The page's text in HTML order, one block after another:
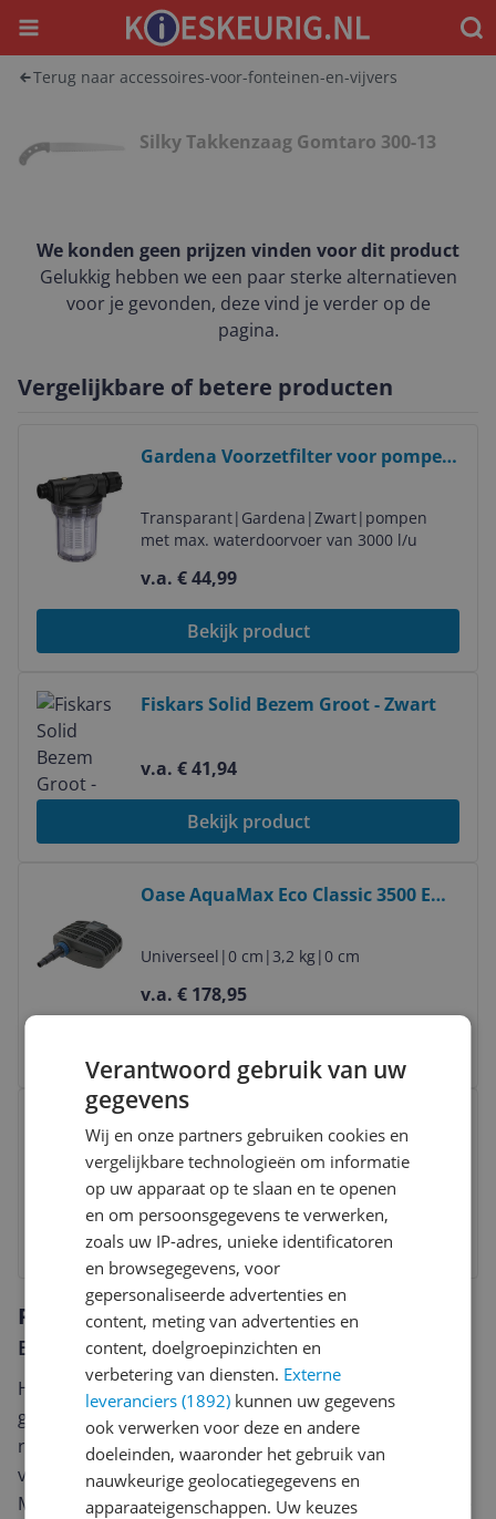
Menu
Terug naar accessoires-voor-fonteinen-en-vijvers
Silky Takkenzaag Gomtaro 300-13
We konden geen prijzen vinden voor dit product
Gelukkig hebben we een paar sterke alternatieven
voor je gevonden, deze vind je verder op de
pagina.
Vergelijkbare of betere producten
Gardena Voorzetfilter voor pompen
Transparant| Gardena |Zwart| pompen
met max. waterdoorvoer van 3000 l/u
v.a. € 44,99
Bekijk product
Fiskars Solid Bezem Groot - Zwart
v.a. € 41,94
Bekijk product
Bekijk product
Oase AquaMax Eco Classic 3500 E
Universeel |0 cm | 3,2 kg|0 cm
v.a. € 178,95
3118-20
v.a. € 25,99
-7%
Bekijk product
Bekijk product
Reviews
Er zijn nog geen reviews geschreven
Heb jij dit product in bezit en wil je graag je mening
geven? Start dan hieronder met het schrijven van je
review. Afhankelijk van de details duurt het schrijven
van een review gemiddeld tussen de 3 en 10 minuten.
Met jouw mening help je andere bezoekers een betere
Verantwoord gebruik van uw
gegevens
Wij en onze partners gebruiken cookies en
vergelijkbare technologieën om informatie
op uw apparaat op te slaan en te openen
en om persoonsgegevens te verwerken,
zoals uw IP-adres, unieke identificatoren
en browsegegevens, voor
gepersonaliseerde advertenties en
content, meting van advertenties en
content, doelgroepinzichten en
verbetering van diensten. Externe
leveranciers (1892) kunnen uw gegevens
ook verwerken voor deze en andere
doeleinden, waaronder het gebruik van
nauwkeurige geolocatiegegevens en
apparaateigenschappen. Uw keuzes